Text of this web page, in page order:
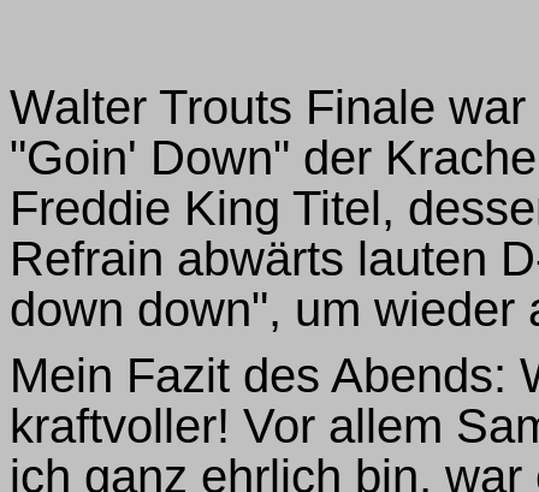
Walter Trouts Finale
"Goin' Down" der
Freddie King Titel,
Refrain abwärts lauten
down down", um wieder
Mein Fazit des Abends:
kraftvoller! Vor allem
ich ganz ehrlich bin,